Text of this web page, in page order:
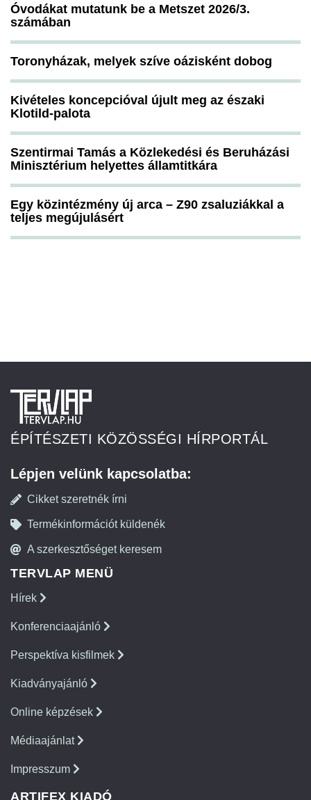
Óvodákat mutatunk be a Metszet 2026/3.
számában
Toronyházak, melyek szíve oázisként dobog
Kivételes koncepcióval újult meg az északi
Klotild-palota
Szentirmai Tamás a Közlekedési és Beruházási
Minisztérium helyettes államtitkára
Egy közintézmény új arca – Z90 zsaluziákkal a
teljes megújulásért
ÉPÍTÉSZETI KÖZÖSSÉGI HÍRPORTÁL
Lépjen velünk kapcsolatba:
Cikket szeretnék írni
Termékinformációt küldenék
A szerkesztőséget keresem
TERVLAP MENÜ
Hírek
Konferenciaajánló
Perspektíva kisfilmek
Kiadványajánló
Online képzések
Médiaajánlat
Impresszum
ARTIFEX KIADÓ